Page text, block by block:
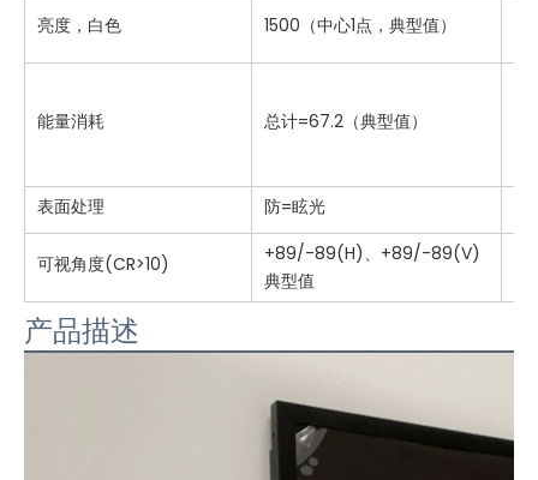
亮度，白色 1500（中心1点，典型值）
能量消耗 总计=67.2（典型值）
表面处理 防=眩光
可视角度(CR>10)
+89/-89(H)、+89/-89(V)
典型值
产品描述